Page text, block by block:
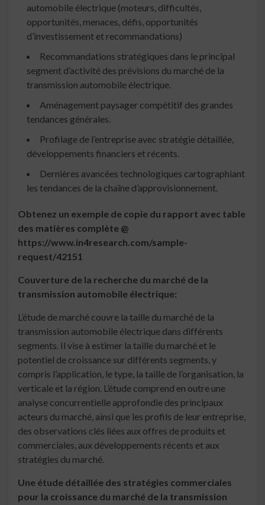
automobile électrique (moteurs, difficultés,
opportunités, menaces, défis, opportunités
d’investissement et recommandations)
Recommandations stratégiques dans le principal
segment d’activité des prévisions du marché de la
transmission automobile électrique.
Aménagement paysager compétitif des grandes
tendances générales.
Profilage de l’entreprise avec stratégie détaillée,
développements financiers et récents.
Dernières avancées technologiques cartographiant
les tendances de la chaîne d’approvisionnement.
Obtenez un exemple de copie du rapport avec table
des matières complète @
https://www.in4research.com/sample-
request/42151
Couverture de la recherche du marché de la
transmission automobile électrique:
L’étude de marché couvre la taille du marché de la
transmission automobile électrique dans différents
segments. Il vise à estimer la taille du marché et le
potentiel de croissance sur différents segments, y
compris l’application, le type, la taille de l’organisation, la
verticale et la région. L’étude comprend en outre une
analyse concurrentielle approfondie des principaux
acteurs du marché, ainsi que les profils de leur entreprise,
des observations clés liées aux offres de produits et
commerciales, aux développements récents et aux
stratégies du marché.
Une étude détaillée des stratégies commerciales
pour la croissance du marché de la transmission